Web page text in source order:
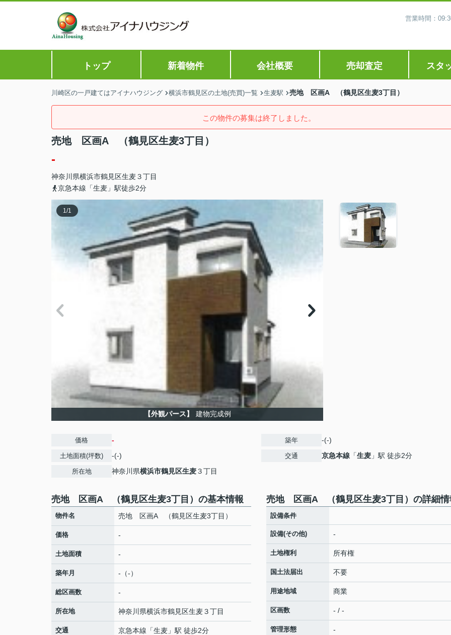
営業時間：
トップ 新着物件 会社概要 売却査定 スタ
川崎区の一戸建てはアイナハウジング 横浜市鶴見区の土地(売買)一覧 生麦駅 売地 区画A （鶴見区生麦3丁目）
この物件の募集は終了しました。
売地 区画A （鶴見区生麦3丁目）
-
神奈川県横浜市鶴見区生麦３丁目
京急本線「生麦」駅徒歩2分
1/1
【外観パース】 建物完成例
価格 -
土地面積(坪数) -(-)
所在地 神奈川県横浜市鶴見区生麦３丁目
築年 -(-)
交通 京急本線 「生麦 」駅 徒歩2分
売地 区画A （鶴見区生麦3丁目）の基本情報
物件名 売地 区画A （鶴見区生麦3丁目）
価格 -
土地面積 -
築年月 -（-）
総区画数 -
所在地 神奈川県横浜市鶴見区生麦３丁目
交通 京急本線 「生麦 」駅 徒歩2分
売地 区画A （鶴見区生麦3丁目）の詳細情
設備条件
設備(その他) -
土地権利 所有権
国土法届出 不要
用途地域 商業
区画数 - / -
管理形態 -